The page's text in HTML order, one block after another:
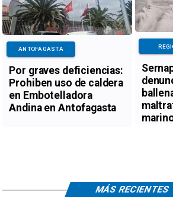
Por graves deficiencias:
Prohiben uso de caldera
en Embotelladora
Andina en Antofagasta
ANTOFAGASTA
MÁS RECIENTES